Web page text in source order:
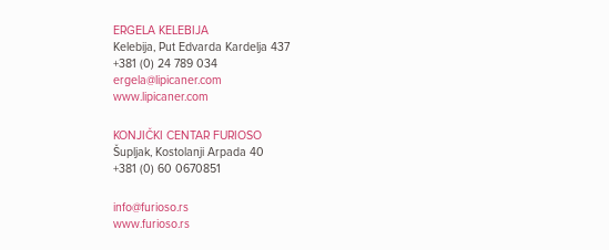
ERGELA KELEBIJA
Kelebija, Put Edvarda Kardelja 437
+381 (0) 24 789 034
ergela@lipicaner.com
www.lipicaner.com
KONJIČKI CENTAR FURIOSO
Šupljak, Kostolanji Arpada 40
+381 (0) 60 0670851
info@furioso.rs
www.furioso.rs